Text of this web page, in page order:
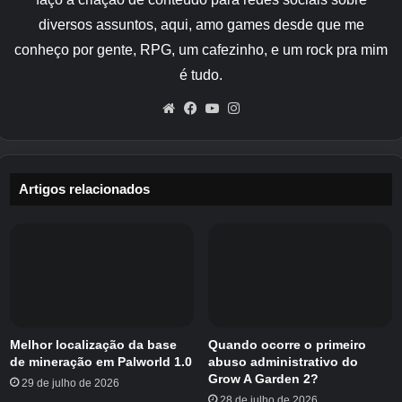
Mini Cabines são pequenas figuras espalhadas
pelo jogo. Há três em cada setor, e saberemos
que você está perto de um quando ouvir o
revelador “ta-da!” som. Porém, vê-los de fato é
‘Mini-Hunter Supreme’, por encontrar uma
única e todas as Mini Cabines respectivamente)
em disputa.
diversos assuntos, aqui, amo games desde que me
conheço por gente, RPG, um cafezinho, e um rock pra mim
é tudo.
WebsiteFacebook
YouTube
Artigos relacionados
Melhor localização da base
de mineração em Palworld 1.0
29 de julho de 2026
Quando ocorre o primeiro
abuso administrativo do
Grow A Garden 2?